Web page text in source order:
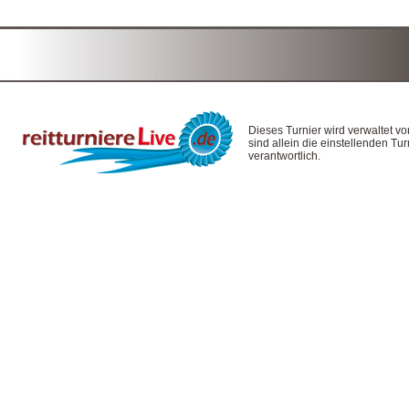
Dieses Turnier wird verwaltet
sind allein die einstellenden
verantwortlich.